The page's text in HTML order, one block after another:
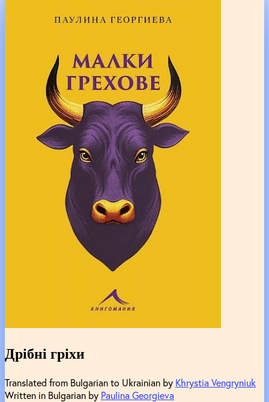
Дрібні гріхи
Translated from Bulgarian to Ukrainian by Khrystia Vengryniuk
Written in Bulgarian by Paulina Georgieva